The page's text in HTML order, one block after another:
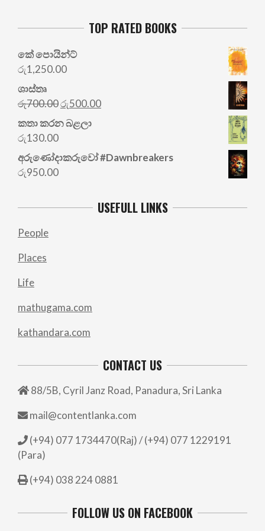
TOP RATED BOOKS
කේ පොයින්ට්
රු1,250.00
ශාස්තෘ
රු700.00Original
price
was:
රු500.00Current
කතා කරන බළලා
රු130.00
අරු‍ණෝදාකරුවෝ #Dawnbreakers
රු950.00
USEFULL LINKS
People
Places
Life
mathugama.com
kathandara.com
CONTACT US
88/5B, Cyril Janz Road, Panadura, Sri Lanka
mail@contentlanka.com
(+94) 077 1734470(Raj) / (+94) 077 1229191
(Para)
(+94) 038 224 0881
FOLLOW US ON FACEBOOK